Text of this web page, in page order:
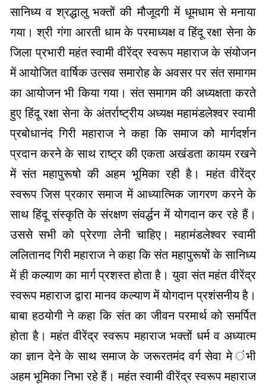
सानिध्य व श्रद्धालु भक्तों की मौजूदगी में धूमधाम से मनाया
गया। श्री गंगा आरती धाम के परमाध्यक्ष व हिंदू रक्षा सेना के
जिला प्रभारी महंत स्वामी वीरेंद्र स्वरूप महाराज के संयोजन
में आयोजित वार्षिक उत्सव समारोह के अवसर पर संत समागम
का आयोजन भी किया गया। संत समागम की अध्यक्षता करते
हुए हिंदू रक्षा सेना के अंतर्राष्ट्रीय अध्यक्ष महामंडलेश्वर स्वामी
प्रबोधानंद गिरी महाराज ने कहा कि समाज को मार्गदर्शन
प्रदान करने के साथ राष्ट्र की एकता अखंडता कायम रखने
में संत महापुरूषो की अहम भूमिका रही है। महंत वीरेंद्र
स्वरूप जिस प्रकार समाज में आध्यात्मिक जागरण करने के
साथ हिंदू संस्कृति के संरक्षण संवर्द्धन में योगदान कर रहे हैं।
उससे सभी को प्रेरणा लेनी चाहिए। महामंडलेश्वर स्वामी
ललितानद गिरी महाराज ने कहा कि संत महापुरूषों के सानिध्य
में ही कल्याण का मार्ग प्रशस्त होता है। युवा संत महंत वीरेंद्र
स्वरूप महाराज द्वारा मानव कल्याण में योगदान प्रशंसनीय है।
बाबा हठयोगी ने कहा कि संत का जीवन परमार्थ को समर्पित
होता है। महंत वीरेंद्र स्वरूप महाराज भक्तों धर्म व अध्यात्म
का ज्ञान देने के साथ समाज के जरूरतमंद वर्ग सेवा मे ंभी
अहम भूमिका निभा रहे हैं। महंत स्वामी वीरेंद्र स्वरूप महाराज